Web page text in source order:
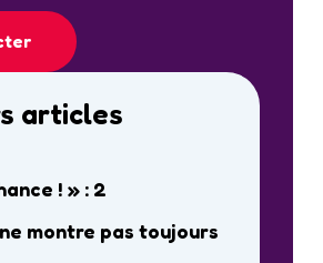
articles
! » : 2
montre pas toujours